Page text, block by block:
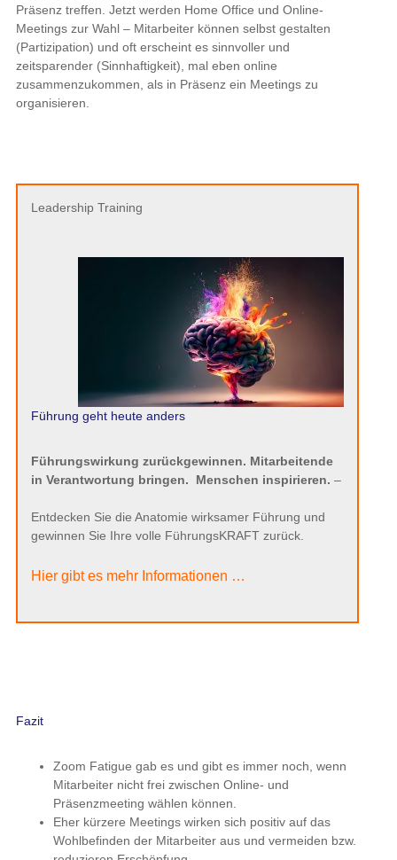
Präsenz treffen. Jetzt werden Home Office und Online-
Meetings zur Wahl – Mitarbeiter können selbst gestalten
(Partizipation) und oft erscheint es sinnvoller und
zeitsparender (Sinnhaftigkeit), mal eben online
zusammenzukommen, als in Präsenz ein Meetings zu
organisieren.
Leadership Training
Führung geht heute anders
Führungswirkung zurückgewinnen. Mitarbeitende
in Verantwortung bringen. Menschen inspirieren. –
Entdecken Sie die Anatomie wirksamer Führung und
gewinnen Sie Ihre volle FührungsKRAFT zurück.
Hier gibt es mehr Informationen …
Fazit
Zoom Fatigue gab es und gibt es immer noch, wenn
Mitarbeiter nicht frei zwischen Online- und
Präsenzmeeting wählen können.
Eher kürzere Meetings wirken sich positiv auf das
Wohlbefinden der Mitarbeiter aus und vermeiden bzw.